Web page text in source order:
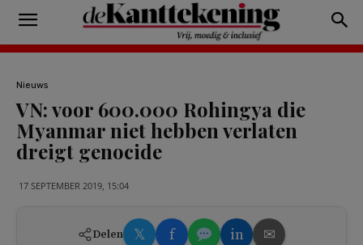
Nieuws
VN: voor 600.000 Rohingya die
Myanmar niet hebben verlaten
dreigt genocide
17 SEPTEMBER 2019, 15:04
Delen 𝕏 f in ✉